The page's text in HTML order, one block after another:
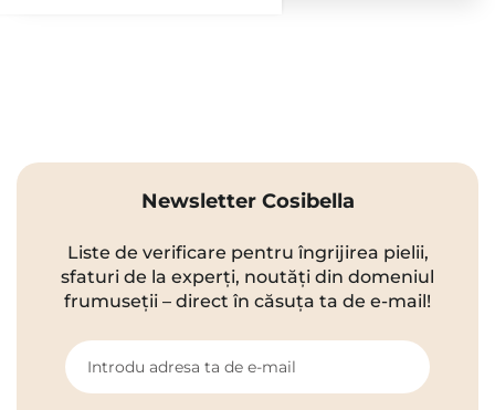
Newsletter Cosibella
Liste de verificare pentru îngrijirea pielii,
sfaturi de la experți, noutăți din domeniul
frumuseții – direct în căsuța ta de e-mail!
Introdu adresa ta de e-mail